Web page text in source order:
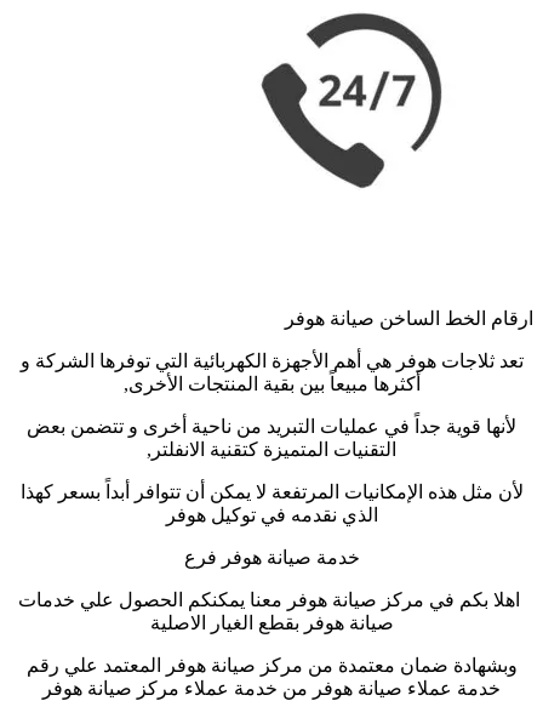
ارقام الخط الساخن صيانة هوفر
تعد ثلاجات هوفر هي أهم الأجهزة الكهربائية التي توفرها الشركة و
أكثرها مبيعاً بين بقية المنتجات الأخرى,
لأنها قوية جداً في عمليات التبريد من ناحية أخرى و تتضمن بعض
التقنيات المتميزة كتقنية الانفلتر,
لأن مثل هذه الإمكانيات المرتفعة لا يمكن أن تتوافر أبداً بسعر كهذا
الذي نقدمه في توكيل هوفر
خدمة صيانة هوفر فرع
اهلا بكم في مركز صيانة هوفر معنا يمكنكم الحصول علي خدمات
صيانة هوفر بقطع الغيار الاصلية
وبشهادة ضمان معتمدة من مركز صيانة هوفر المعتمد علي رقم
خدمة عملاء صيانة هوفر من خدمة عملاء مركز صيانة هوفر